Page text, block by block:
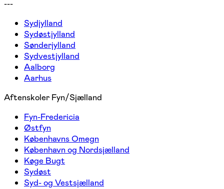
---
Sydjylland
Sydøstjylland
Sønderjylland
Sydvestjylland
Aalborg
Aarhus
Aftenskoler Fyn/Sjælland
Fyn-Fredericia
Østfyn
Københavns Omegn
København og Nordsjælland
Køge Bugt
Sydøst
Syd- og Vestsjælland